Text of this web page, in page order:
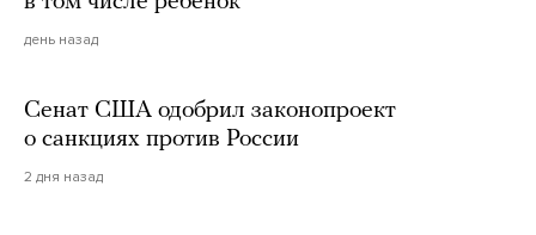
день назад
Сенат США одобрил законопроект
о санкциях против России
2 дня назад